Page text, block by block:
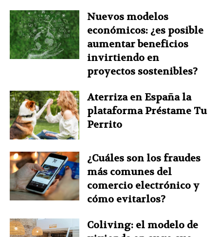
Nuevos modelos
económicos: ¿es posible
aumentar beneficios
invirtiendo en
proyectos sostenibles?
Aterriza en España la
plataforma Préstame Tu
Perrito
¿Cuáles son los fraudes
más comunes del
comercio electrónico y
cómo evitarlos?
Coliving: el modelo de